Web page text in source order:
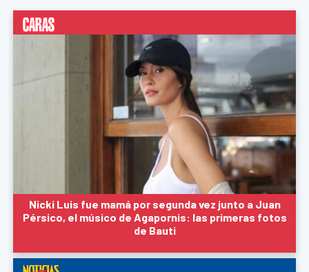
Nicki Luis fue mamá por segunda vez junto a Juan
Pérsico, el músico de Agapornis: las primeras fotos
de Bauti